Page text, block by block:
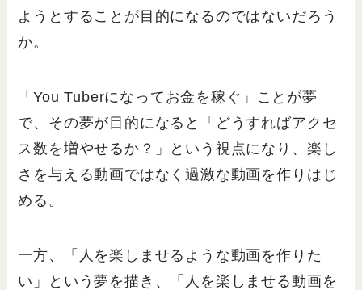
ようとすることが目的になるのではないだろう
か。
「You Tuberになってお金を稼ぐ」ことが夢
で、その夢が目的になると「どうすればアクセ
ス数を増やせるか？」という視点になり、楽し
さを与える動画ではなく過激な動画を作りはじ
める。
一方、「人を楽しませるような動画を作りた
い」という夢を描き、「人を楽しませる動画を